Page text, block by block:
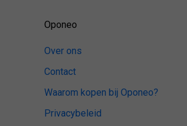
Oponeo
Over ons
Contact
Waarom kopen bij Oponeo?
Privacybeleid